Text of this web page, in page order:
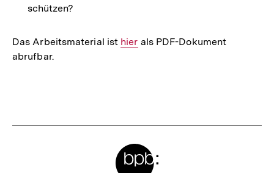
schützen?
Das Arbeitsmaterial ist Interner
hier als PDF-Dokument
abrufbar.